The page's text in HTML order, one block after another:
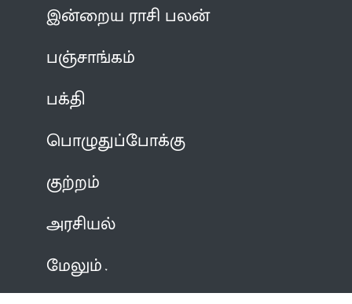
இன்றைய ராசி பலன்
பஞ்சாங்கம்
பக்தி
பொழுதுப்போக்கு
குற்றம்
அரசியல்
மேலும்